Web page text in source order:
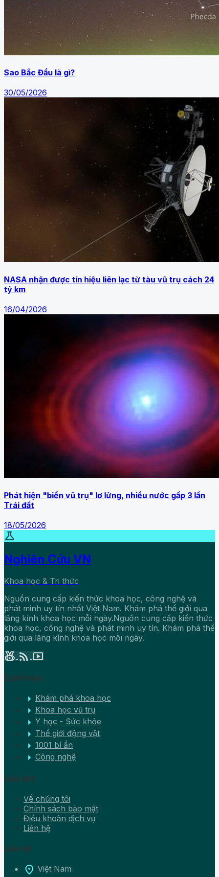
Sao Bắc Đẩu là gì?
30/05/2026
NASA nhận được tín hiệu liên lạc từ tàu vũ trụ cách 24
tỷ km
16/04/2026
Phát hiện "biển vũ trụ" lơ lửng, nhiều nước gấp 3 lần
Trái đất
18/05/2026
science
Nghiên Cứu VN
Khoa học & Tri thức
Nguồn cung cấp kiến thức khoa học, công nghệ và
phát minh uy tín nhất Việt Nam. Khám phá thế giới qua
lăng kính khoa học mỗi ngày.Nguồn cung cấp kiến thức
khoa học, công nghệ và phát minh uy tín. Khám phá thế
giới qua lăng kính khoa học mỗi ngày.
social_leaderboard rss_feed smart_display
Danh mục
arrow_right Khám phá khoa học
arrow_right Khoa học vũ trụ
arrow_right Y học - Sức khỏe
arrow_right Thế giới động vật
arrow_right 1001 bí ẩn
arrow_right Công nghệ
Liên kết
Về chúng tôi
Chính sách bảo mật
Điều khoản dịch vụ
Liên hệ
Liên hệ
location_on Việt Nam